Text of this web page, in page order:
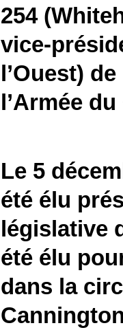
254
vice-
l’Ouest)
l’Armée
Le 5
été élu
législative
été élu
dans la